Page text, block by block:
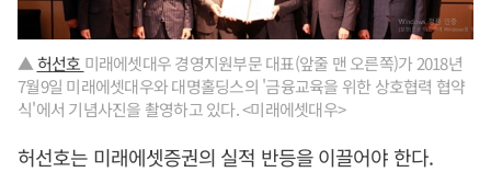
▲허선호 미래에셋대우 경영지원부문 대표(앞줄 맨 오른쪽)가 2018년
7월9일 미래에셋대우와 대명홀딩스의 '금융교육을 위한 상호협력 협약
식'에서 기념사진을 촬영하고 있다. <미래에셋대우>
허선호는 미래에셋증권의 실적 반등을 이끌어야 한다.